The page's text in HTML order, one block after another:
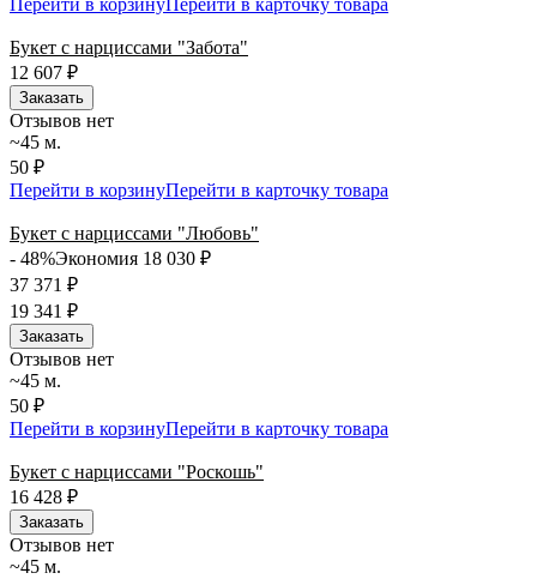
Букет с нарциссами "Забота"
12 607 ₽
Заказать
Отзывов нет
~45 м.
50 ₽
Перейти в корзинуПерейти в карточку товара
Букет с нарциссами "Любовь"
- 48%Экономия 18 030 ₽
37 371 ₽
19 341 ₽
Заказать
Отзывов нет
~45 м.
50 ₽
Перейти в корзинуПерейти в карточку товара
Букет с нарциссами "Роскошь"
16 428 ₽
Заказать
Отзывов нет
~45 м.